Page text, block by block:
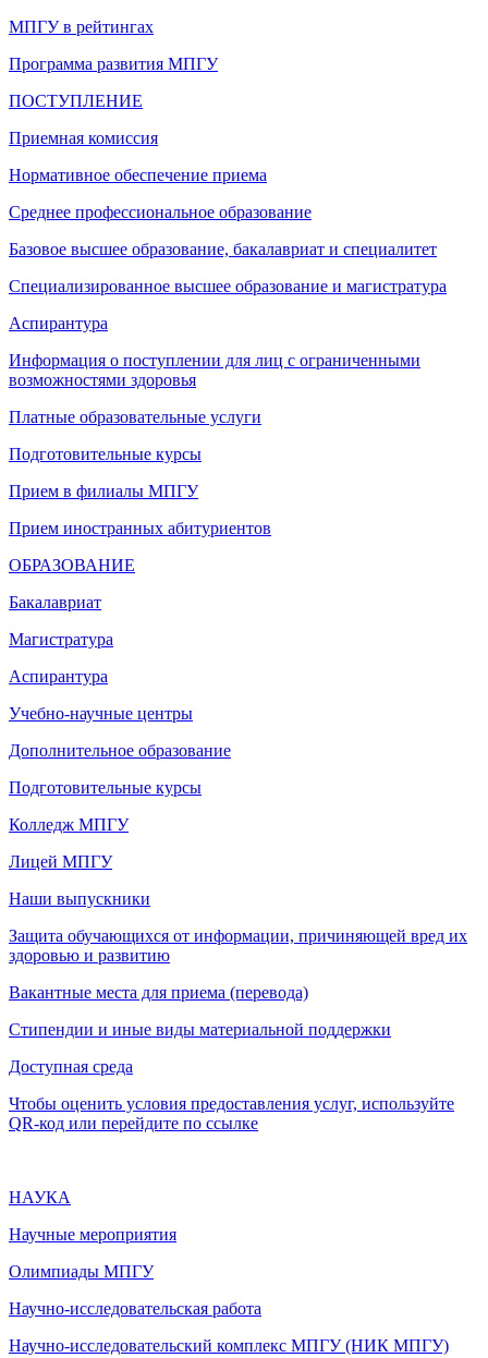
МПГУ в рейтингах
Программа развития МПГУ
ПОСТУПЛЕНИЕ
Приемная комиссия
Нормативное обеспечение приема
Среднее профессиональное образование
Базовое высшее образование, бакалавриат и специалитет
Специализированное высшее образование и магистратура
Аспирантура
Информация о поступлении для лиц с ограниченными
возможностями здоровья
Платные образовательные услуги
Подготовительные курсы
Прием в филиалы МПГУ
Прием иностранных абитуриентов
ОБРАЗОВАНИЕ
Бакалавриат
Магистратура
Аспирантура
Учебно-научные центры
Дополнительное образование
Подготовительные курсы
Колледж МПГУ
Лицей МПГУ
Наши выпускники
Защита обучающихся от информации, причиняющей вред их
здоровью и развитию
Вакантные места для приема (перевода)
Стипендии и иные виды материальной поддержки
Доступная среда
Чтобы оценить условия предоставления услуг, используйте
QR-код или перейдите по ссылке
НАУКА
Научные мероприятия
Олимпиады МПГУ
Научно-исследовательская работа
Научно-исследовательский комплекс МПГУ (НИК МПГУ)